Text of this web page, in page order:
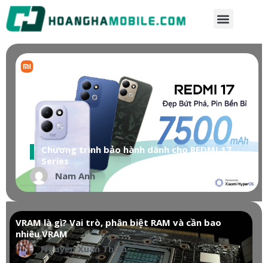
Chương trình bảo hành dành cho REDMI 17
Series
Nam Anh
VRAM là gì? Vai trò, phân biệt RAM và cần bao
nhiêu VRAM
Nguyễn Xuân Thiên